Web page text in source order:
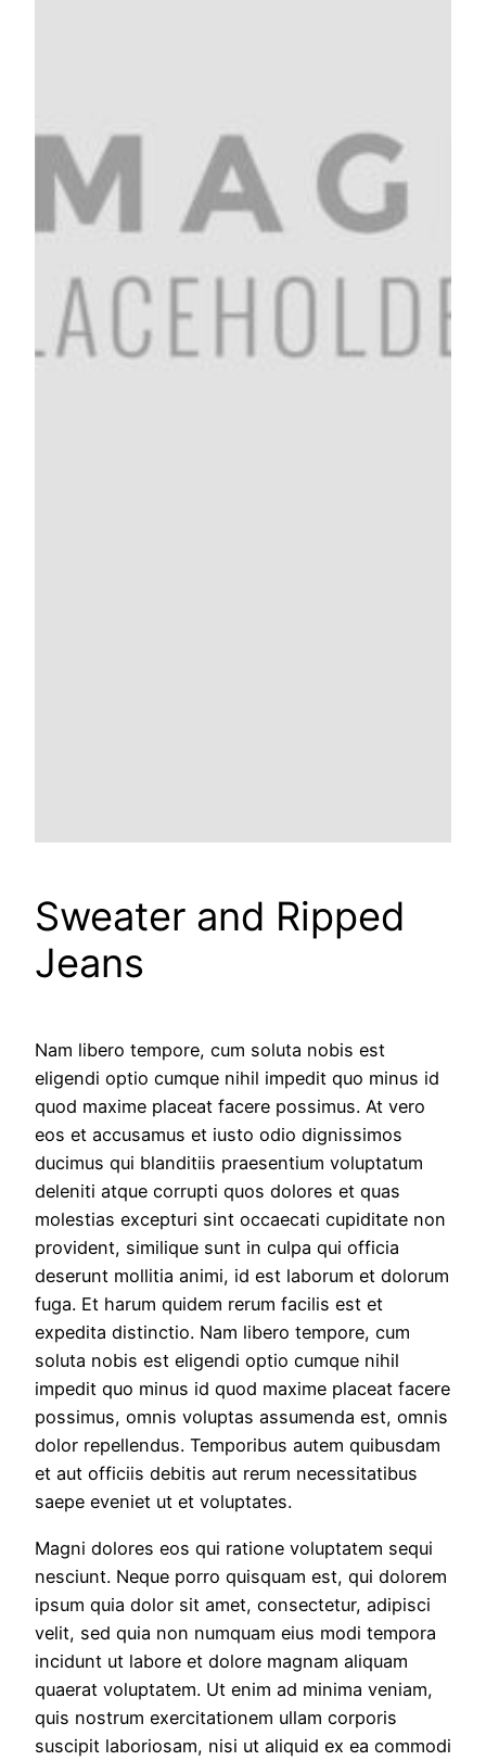
Sweater and Ripped
Jeans
Nam libero tempore, cum soluta nobis est
eligendi optio cumque nihil impedit quo minus id
quod maxime placeat facere possimus. At vero
eos et accusamus et iusto odio dignissimos
ducimus qui blanditiis praesentium voluptatum
deleniti atque corrupti quos dolores et quas
molestias excepturi sint occaecati cupiditate non
provident, similique sunt in culpa qui officia
deserunt mollitia animi, id est laborum et dolorum
fuga. Et harum quidem rerum facilis est et
expedita distinctio. Nam libero tempore, cum
soluta nobis est eligendi optio cumque nihil
impedit quo minus id quod maxime placeat facere
possimus, omnis voluptas assumenda est, omnis
dolor repellendus. Temporibus autem quibusdam
et aut officiis debitis aut rerum necessitatibus
saepe eveniet ut et voluptates.
Magni dolores eos qui ratione voluptatem sequi
nesciunt. Neque porro quisquam est, qui dolorem
ipsum quia dolor sit amet, consectetur, adipisci
velit, sed quia non numquam eius modi tempora
incidunt ut labore et dolore magnam aliquam
quaerat voluptatem. Ut enim ad minima veniam,
quis nostrum exercitationem ullam corporis
suscipit laboriosam, nisi ut aliquid ex ea commodi